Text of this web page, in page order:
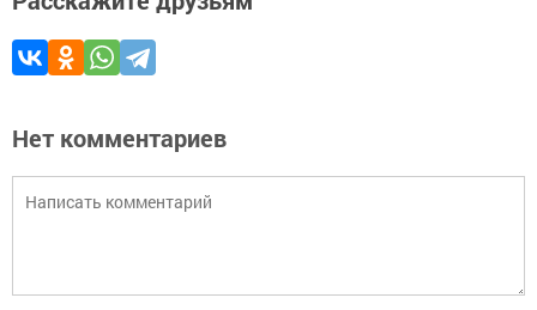
Нет комментариев